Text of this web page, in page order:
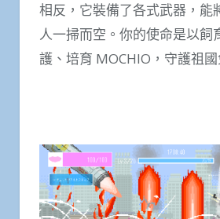
相反，它裝備了各式武器，能
人一掃而空。你的使命是以飼
護、培育 MOCHIO，守護祖國